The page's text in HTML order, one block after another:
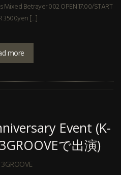
Mixed Betrayer 002 OPEN 17:00/START
3500yen […]
more
Event (K-
で出演)